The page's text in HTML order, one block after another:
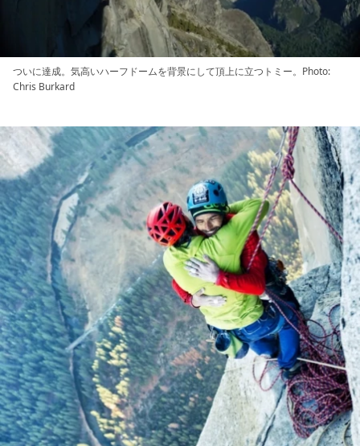
ついに達成。気高いハーフドームを背景にして頂上に立つトミー。Photo:
Chris Burkard